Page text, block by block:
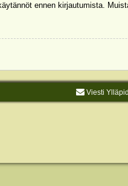
ennen kirjautumista.
Viesti